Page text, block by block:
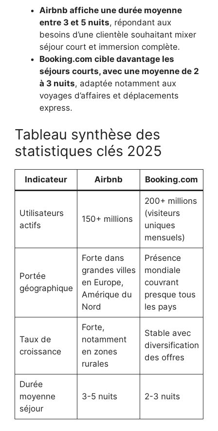
Airbnb affiche une durée moyenne
entre 3 et 5 nuits, répondant aux
besoins d’une clientèle souhaitant mixer
séjour court et immersion complète.
Booking.com cible davantage les
séjours courts, avec une moyenne de 2
à 3 nuits, adaptée notamment aux
voyages d’affaires et déplacements
express.
Tableau synthèse des
statistiques clés 2025
Indicateur Airbnb Booking.com
Utilisateurs
actifs
150+ millions
200+ millions
(visiteurs
uniques
mensuels)
Portée
géographique
Forte dans
grandes villes
en Europe,
Amérique du
Nord
Présence
mondiale
couvrant
presque tous
les pays
Taux de
croissance
Forte,
notamment
en zones
rurales
Stable avec
diversification
des offres
Durée
moyenne
séjour
3-5 nuits 2-3 nuits